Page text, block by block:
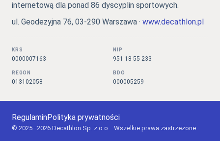
internetową dla ponad 86 dyscyplin sportowych.
ul. Geodezyjna 76, 03-290 Warszawa · www.decathlon.pl
KRS
0000007163
NIP
951-18-55-233
REGON
013102058
BDO
000005259
RegulaminPolityka prywatności
© 2025–2026 Decathlon Sp. z o.o. · Wszelkie prawa zastrzeżone